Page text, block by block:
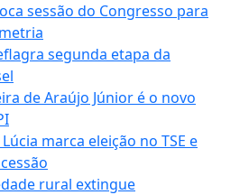
sessão do Congresso para
segunda etapa da
de Araújo Júnior é o novo
marca eleição no TSE e
rural extingue